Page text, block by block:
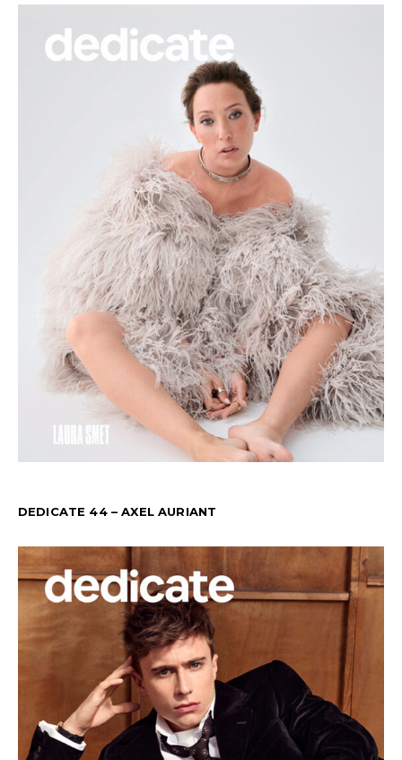
DEDICATE 44 – AXEL AURIANT